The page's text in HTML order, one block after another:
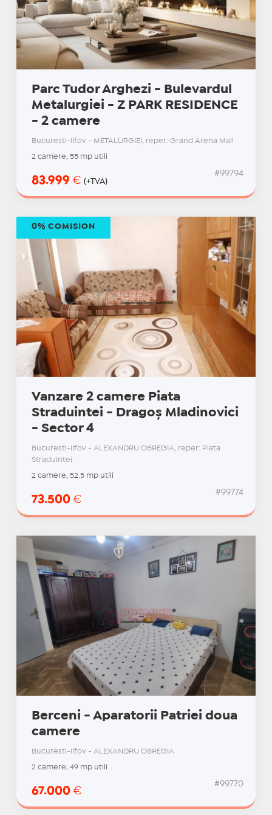
Parc Tudor Arghezi - Bulevardul
Metalurgiei - Z PARK RESIDENCE
- 2 camere
Bucuresti-Ilfov - METALURGIEI, reper: Grand Arena Mall
2 camere, 55 mp utili
83.999 € (+TVA)
#99794
Vanzare 2 camere Piata
Straduintei - Dragoș Mladinovici
- Sector 4
Bucuresti-Ilfov - ALEXANDRU OBREGIA, reper: Piata
Straduintei
2 camere, 52.5 mp utili
73.500 €
#99774
0% COMISION
Berceni - Aparatorii Patriei doua
camere
Bucuresti-Ilfov - ALEXANDRU OBREGIA
2 camere, 49 mp utili
67.000 €
#99770